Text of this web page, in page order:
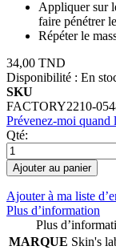
Appliquer sur
faire pénétrer
Répéter le
34,00 TND
Disponibilité : En
SKU
FACTORY2210-
Prévenez-moi quand
Qté:
Ajouter au panier
Ajouter à ma liste
Plus d’information
Plus
MARQUE Skin's